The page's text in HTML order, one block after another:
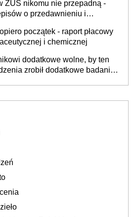
ZUS nikomu nie przepadną -
o przedawnieniu i
początek - raport płacowy
i chemicznej
dodatkowe wolne, by ten
zrobił dodatkowe badania.